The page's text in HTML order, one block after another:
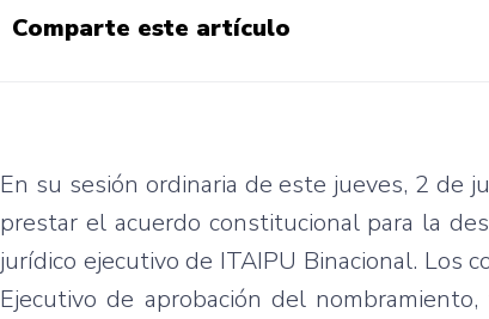
Comparte este artículo
En su sesión ordinaria de este jueves, 2 de
prestar el acuerdo constitucional para la
jurídico ejecutivo de ITAIPU Binacional. Los
Ejecutivo de aprobación del